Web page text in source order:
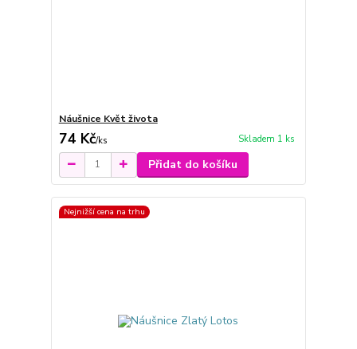
Náušnice Květ života
74 Kč/ks Skladem 1 ks
Přidat do košíku
Nejnižší cena na trhu